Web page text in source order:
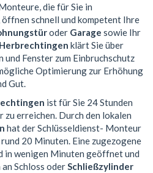
die für Sie in
schnell und kompetent Ihre
oder Garage sowie Ihr
Herbrechtingen klärt Sie über
Fenster zum Einbruchschutz
Optimierung zur Erhöhung
Gut.
ist für Sie 24 Stunden
zu erreichen. Durch den lokalen
hat der Schlüsseldienst- Monteur
20 Minuten. Eine zugezogene
in wenigen Minuten geöffnet und
Schloss oderSchließzylinder